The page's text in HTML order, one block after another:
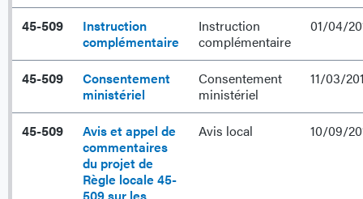
45-509
Instruction
complémentaire
Instruction
complémentaire
01/04/
45-509
Consentement
ministériel
Consentement
ministériel
11/03/
45-509
Avis et appel de
commentaires
du projet de
Règle locale 45-
Avis local 10/09/